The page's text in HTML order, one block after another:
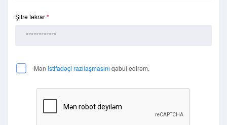
Şifrə təkrar*
Mən istifadəçi razılaşmasını qəbul edirəm.